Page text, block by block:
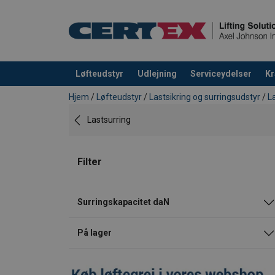
Løfteudstyr Udlejning Serviceydelser
Produktet blev tilføjet til din forespørgsel
Hjem / Løfteudstyr / Lastsikring og surringsudstyr /
Lastsurring
Filter
Surringskapacitet daN
På lager